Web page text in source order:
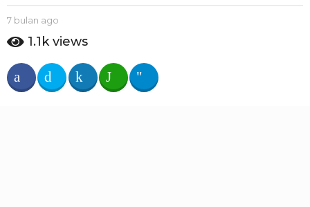
g
o
7
b
u
b
a
e
t
7 bulan ago
u
a
n
1.1k views